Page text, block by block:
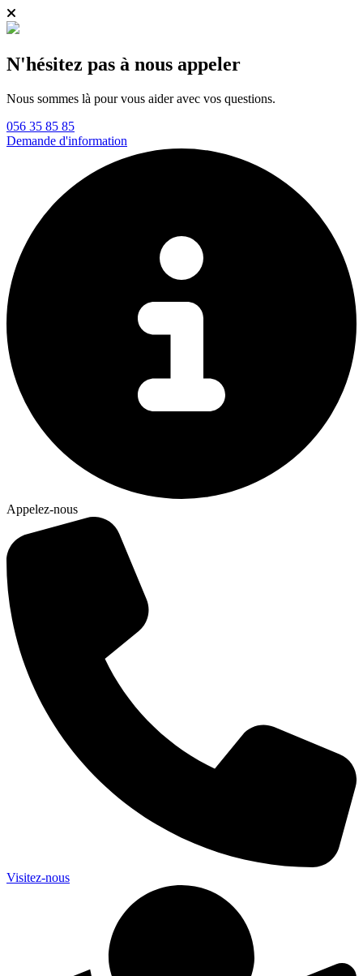
N'hésitez pas à nous appeler
Nous sommes là pour vous aider avec vos questions.
056 35 85 85
Demande d'information
Appelez-nous
Visitez-nous